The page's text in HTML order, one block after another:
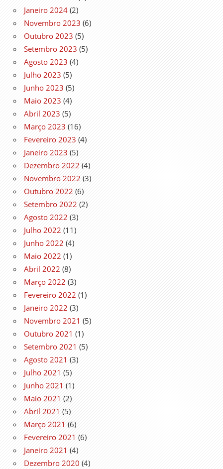
Janeiro 2024 (2)
Novembro 2023 (6)
Outubro 2023 (5)
Setembro 2023 (5)
Agosto 2023 (4)
Julho 2023 (5)
Junho 2023 (5)
Maio 2023 (4)
Abril 2023 (5)
Março 2023 (16)
Fevereiro 2023 (4)
Janeiro 2023 (5)
Dezembro 2022 (4)
Novembro 2022 (3)
Outubro 2022 (6)
Setembro 2022 (2)
Agosto 2022 (3)
Julho 2022 (11)
Junho 2022 (4)
Maio 2022 (1)
Abril 2022 (8)
Março 2022 (3)
Fevereiro 2022 (1)
Janeiro 2022 (3)
Novembro 2021 (5)
Outubro 2021 (1)
Setembro 2021 (5)
Agosto 2021 (3)
Julho 2021 (5)
Junho 2021 (1)
Maio 2021 (2)
Abril 2021 (5)
Março 2021 (6)
Fevereiro 2021 (6)
Janeiro 2021 (4)
Dezembro 2020 (4)